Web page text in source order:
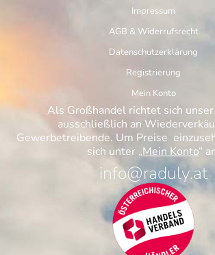
Impressum
AGB & Widerrufsrecht
Datenschutzerklärung
Registrierung
Mein Konto
Als Großhandel richtet sich
ausschließlich an
Gewerbetreibende. Um Preise
sich unter „Mein Konto“
info@raduly.at